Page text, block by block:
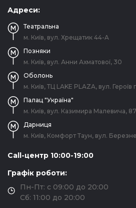
Адреси:
Театральна
м. Київ, вул. Хрещатик 44-A
Позняки
м. Київ, вул. Анни Ахматової, 30
Оболонь
м. Київ, ТЦ LAKE PLAZA, вул. Героїв
Палац "Україна"
м. Київ, вул. Казимира Малевича, 87
Дарниця
м. Київ, Комфорт Таун, вул.
Call-центр 10:00-19:00
Графік роботи:
Пн-Пт: с 09:00 до 20:00
Сб: 11:00 до 20:00